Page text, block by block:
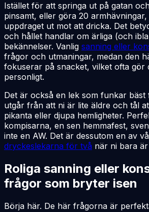
Istället för att springa ut på gatan
pinsamt, eller göra 20
uppdraget ut mot att dricka. Det
och hållet handlar om ärliga (och
bekännelser. Vanlig sanning eller
frågor och utmaningar, medan den
fokuserar på snacket, vilket ofta gör
personligt.
Det är också en lek som funkar
utgår från att ni är lite äldre och tål
pikanta eller djupa hemligheter.
kompisarna, en sen hemmafest,
inte en AW. Det är dessutom en av
dryckeslekarna för två när ni bara
Roliga sanning eller
frågor som bryter isen
Börja här. De här frågorna är